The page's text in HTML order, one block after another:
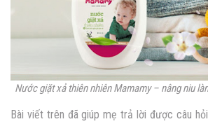
Nước giặt xả thiên nhiên Mamamy – nâng niu
Bài viết trên đã giúp mẹ trả lời được câu hỏi